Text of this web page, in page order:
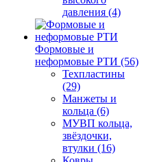
давления (4)
Формовые и
неформовые РТИ (56)
Техпластины
(29)
Манжеты и
кольца (6)
МУВП кольца,
звёздочки,
втулки (16)